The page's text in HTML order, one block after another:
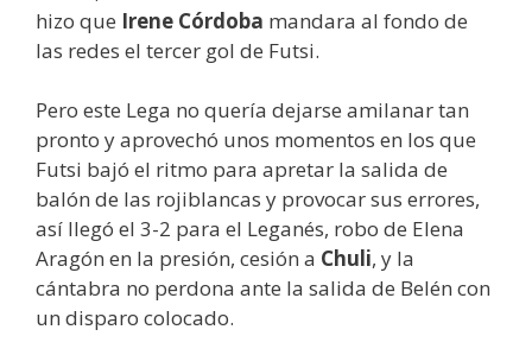
hizo que Irene Córdoba mandara al fondo de
las redes el tercer gol de Futsi.
Pero este Lega no quería dejarse amilanar tan
pronto y aprovechó unos momentos en los que
Futsi bajó el ritmo para apretar la salida de
balón de las rojiblancas y provocar sus errores,
así llegó el 3-2 para el Leganés, robo de Elena
Aragón en la presión, cesión a Chuli, y la
cántabra no perdona ante la salida de Belén con
un disparo colocado.